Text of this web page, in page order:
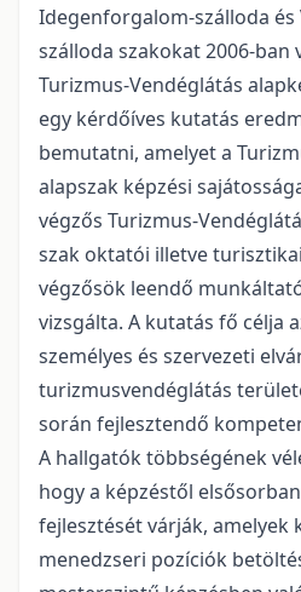
Idegenforgalom-szálloda és
szálloda szakokat 2006-
Turizmus-Vendéglátás
egy kérdőíves kutatás
bemutatni, amelyet a
alapszak képzési
végzős Turizmus-
szak oktatói illetve
végzősök leendő
vizsgálta. A kutatás fő célja
személyes és szervezeti
turizmusvendéglátás
során fejlesztendő
A hallgatók többségének
hogy a képzéstől
fejlesztését várják, amelyek
menedzseri pozíciók